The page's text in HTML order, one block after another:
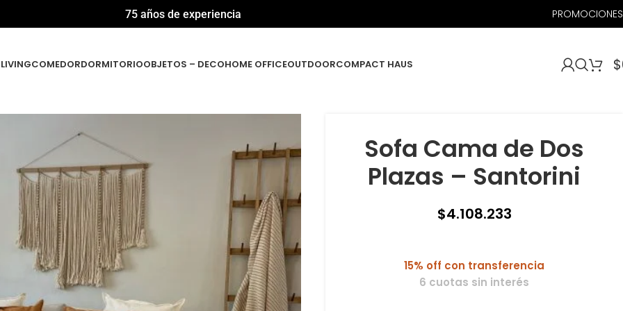
75 años de experiencia PROMOCIONES
LIVINGCOMEDORDORMITORIOOBJETOS – DECOHOME OFFICEOUTDOORCOMPACT HAUS $
Sofa Cama de Dos
Plazas – Santorini
$4.108.233
15% off con transferencia
6 cuotas sin interés